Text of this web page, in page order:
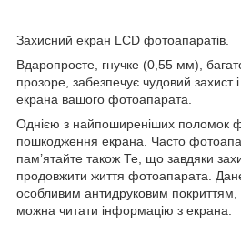
Захисний екран LCD фотоапаратів.
Вдаропросте, гнучке (0,55 мм),
прозоре, забезпечує чудовий захист
екрана вашого фотоапарата.
Однією з найпоширеніших поломок
пошкодження екрана. Часто
пам’ятайте також Те, що завдяки
продовжити життя фотоапарата.
особливим антидруковим покриттям,
можна читати інформацію з екрана.